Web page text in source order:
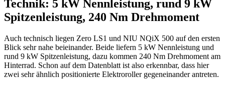
Technik: 5 kW Nennleistung, rund 9 kW
Spitzenleistung, 240 Nm Drehmoment
Auch technisch liegen Zero LS1 und NIU NQiX 500 auf den ersten
Blick sehr nahe beieinander. Beide liefern 5 kW Nennleistung und
rund 9 kW Spitzenleistung, dazu kommen 240 Nm Drehmoment am
Hinterrad. Schon auf dem Datenblatt ist also erkennbar, dass hier
zwei sehr ähnlich positionierte Elektroroller gegeneinander antreten.